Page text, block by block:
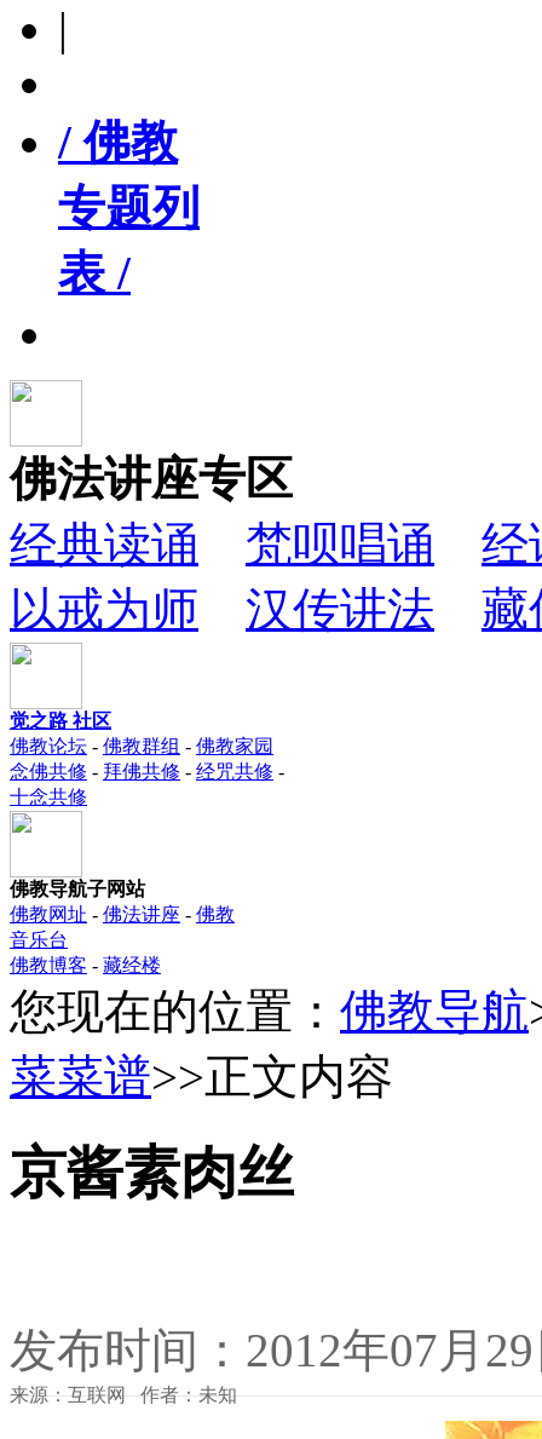
|
/ 佛教
专题列
表 /
佛法讲座专区
经典读诵
梵呗唱诵
经
以戒为师
汉传讲法 藏
觉之路 社区
佛教论坛 - 佛教群组 - 佛教家园
念佛共修 - 拜佛共修 - 经咒共修 -
十念共修
佛教导航子网站
佛教网址 - 佛法讲座 - 佛教
音乐台
佛教博客 - 藏经楼
您现在的位置： 佛教导航
菜菜谱>>正文内容
京酱素肉丝
发布时间：2012年07月
来源：互联网 作者：未知